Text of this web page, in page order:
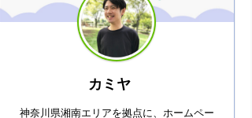
カミヤ
神奈川県湘南エリアを拠点に、ホームペー